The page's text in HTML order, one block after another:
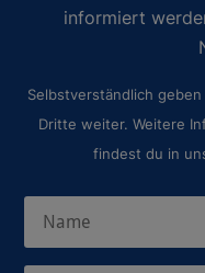
informiert
Selbstverständlich
Dritte weiter. Weitere
findest du in